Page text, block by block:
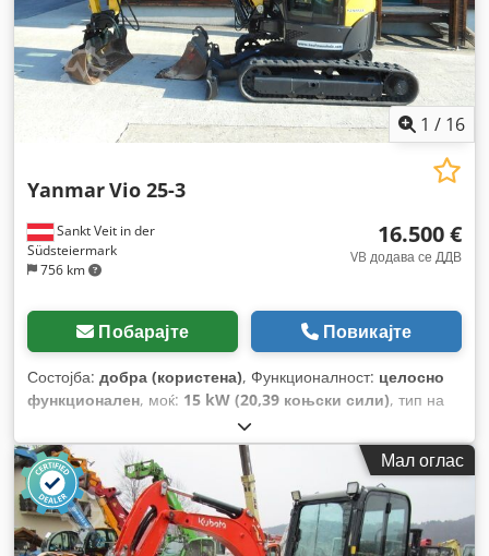
1 / 16
Sankt Veit in der
Südsteiermark
756 km
YanmarVio 25-3
16.500 €
VB додава се ДДВ
Побарајте Повикајте
Состојба: добра (користена), Функционалност: целосно
функционален, моќ: 15 kW (20,39 коњски сили), тип на
, празна тежина:
изградба:2010, работни часови:3.743 h, Опрема:
гумирани гусеници
Мал оглас